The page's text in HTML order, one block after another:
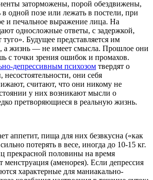
заторможены, порой обездвижены,
в одной позе или лежать в постели, при
и печальное выражение лица. На
односложные ответы, с задержкой,
Будущее представляется им
а жизнь — не имеет смысла. Прошлое они
с точки зрения ошибок и промахов.
депрессивным психозом твердят о
несостоятельности, они себя
считают, что они никому не
у них возникают мысли о
претворяющиеся в реальную жизнь.
аппетит, пища для них безвкусна («как
потерять в весе, иногда до 10-15 кг.
прекрасной половины на время
менструация (аменорея). Если депрессия
характерные для маниакально-